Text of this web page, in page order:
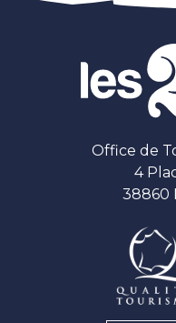
Office de
4
38860